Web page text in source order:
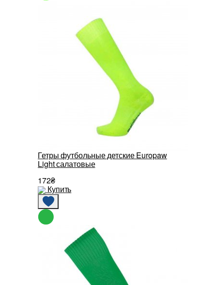
Гетры футбольные детские Europaw
Light салатовые
172₴
Купить